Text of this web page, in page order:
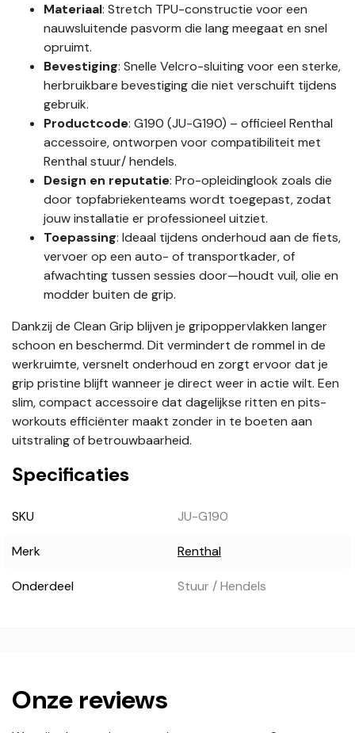
Materiaal: Stretch TPU-constructie voor een
nauwsluitende pasvorm die lang meegaat en snel
opruimt.
Bevestiging: Snelle Velcro-sluiting voor een sterke,
herbruikbare bevestiging die niet verschuift tijdens
gebruik.
Productcode: G190 (JU-G190) – officieel Renthal
accessoire, ontworpen voor compatibiliteit met
Renthal stuur/ hendels.
Design en reputatie: Pro-opleidinglook zoals die
door topfabriekenteams wordt toegepast, zodat
jouw installatie er professioneel uitziet.
Toepassing: Ideaal tijdens onderhoud aan de fiets,
vervoer op een auto- of transportkader, of
afwachting tussen sessies door—houdt vuil, olie en
modder buiten de grip.
Dankzij de Clean Grip blijven je gripoppervlakken langer
schoon en beschermd. Dit vermindert de rommel in de
werkruimte, versnelt onderhoud en zorgt ervoor dat je
grip pristine blijft wanneer je direct weer in actie wilt. Een
slim, compact accessoire dat dagelijkse ritten en pits-
workouts efficiënter maakt zonder in te boeten aan
uitstraling of betrouwbaarheid.
Specificaties
SKU JU-G190
Merk Renthal
Onderdeel Stuur / Hendels
Onze reviews